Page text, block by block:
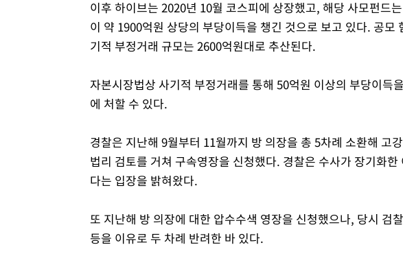
이후 하이브는 2020년 10월 코스피에 상장했고, 해당 사모펀드
이 약 1900억원 상당의 부당이득을 챙긴 것으로 보고 있다. 공모
기적 부정거래 규모는 2600억원대로 추산된다.
자본시장법상 사기적 부정거래를 통해 50억원 이상의 부당이득
에 처할 수 있다.
경찰은 지난해 9월부터 11월까지 방 의장을 총 5차례 소환해 고
법리 검토를 거쳐 구속영장을 신청했다. 경찰은 수사가 장기화
다는 입장을 밝혀왔다.
또 지난해 방 의장에 대한 압수수색 영장을 신청했으나, 당시 검
등을 이유로 두 차례 반려한 바 있다.